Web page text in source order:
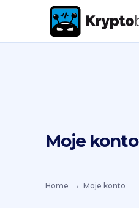
Moje konto
Home Moje konto